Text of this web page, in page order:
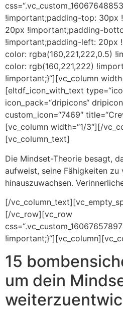
!important;padding-top: 30px
20px !important;padding-
!important;padding-left: 20px
color: rgba(160,221,222,0.5)
color: rgb(160,221,222)
!important;}“][vc_column
[eltdf_icon_with_text
icon_pack=“dripicons“
custom_icon=“7469″
[vc_column width=“1/3″][/
[vc_column_text]
Die Mindset-Theorie besagt,
aufweist, seine Fähigkeiten zu
hinauszuwachsen.
[/
[/vc_row][vc_row
15
um dein